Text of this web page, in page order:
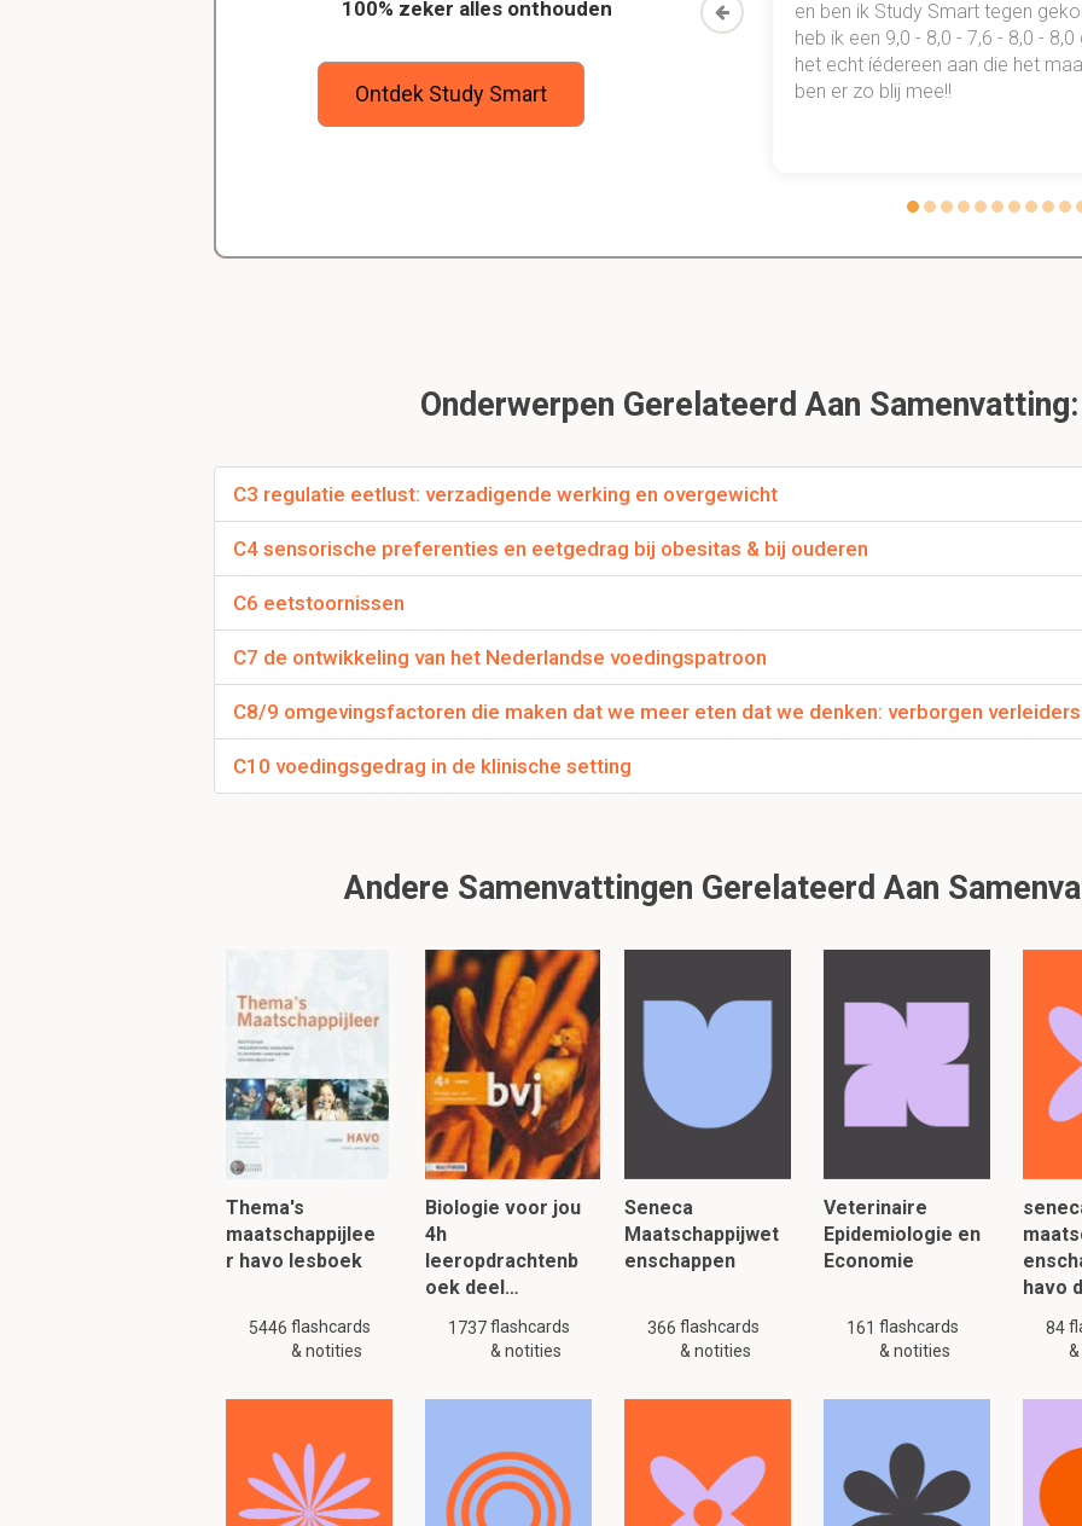
Taxonomie acceptatie en verwerping - Rozin
'psychological categories of acceptance and rejection (Fallon & Rozin, 1983)
anticipated consequences (potentiële gevolgen van inneming; als je weet dat
gepastheid; cultuur (zand eten als kind, beschuit met muisjes, oliebollen)
Twee manieren van denken, reageren op de omgeving:
fast
onbewust
frequent
kost weinig energie
emotioneel
stereotypisch
slow
bewust
infrequent/af en toe
nadenkend
Bijdrage macronutrienen als functie van BNP - perusse
Bij een toename in BNP (bruto nationaal product, geld per hoofd)
omlaag in % koolhydraten, omhoog % suiker, omhoog & vet
omhoog % dierlijk eiwit, omlaag % plantaardig eiwit, % totaal eiwit constant
omhoog % dierlijke vetten, omlaag % plantaardige vetten
C2 aanleren van voedselvoorkeuren en eetgedrag bij
Dit is een preview. Er zijn 13 andere flashcards beschikbaar voor hoofdstuk
Laat hier meer flashcards zien
De resultaten van de studie basis tastes ( Schwartz et al, Brit J Nutr 2009)
Voorkeuren voor zoet bij geboorte aanwezig, neemt eerst toe maar daalt bij 12
voor bitter en zuur geen grote verschillen in inname bij 3,6,12 maand wel bij
voor umami geen grote verschillen in inname en geen reactie bij 3, 6 en 12
100% zeker alles onthouden
Ontdek Study Smart
gehaald. Maar bovenal heb ik nu gewoon een heel
zeker weet dat ik de rest van mijn studie gewoon
en ben ik Study Smart tegen
heb ik een 9,0 - 8,0 - 7,6 - 8,0 -
het echt íédereen aan die het
ben er zo blij mee!!
Onderwerpen Gerelateerd Aan
C3 regulatie eetlust: verzadigende werking en overgewicht
C4 sensorische preferenties en eetgedrag bij obesitas & bij ouderen
C6 eetstoornissen
C7 de ontwikkeling van het Nederlandse voedingspatroon
C8/9 omgevingsfactoren die maken dat we meer eten dat we denken: verborgen
C10 voedingsgedrag in de klinische setting
Andere Samenvattingen Gerelateerd Aan
Thema's
maatschappijlee
r havo lesboek
5446 flashcards
& notities
Biologie voor jou
4h
leeropdrachtenb
oek deel…
1737flashcards
& notities
Seneca
Maatschappijwet
enschappen
366 flashcards
& notities
Veterinaire
Epidemiologie en
Economie
161 flashcards
& notities
havo
84